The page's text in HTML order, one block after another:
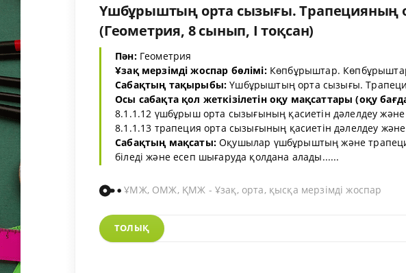
Үшбұрыштың орта сызығы. Трапецияның
(Геометрия, 8 сынып, I тоқсан)
Пән:Геометрия
Ұзақ мерзімді жоспар бөлімі:Көпбұрыштар.
Сабақтың тақырыбы: Үшбұрыштың орта сызығы.
Осы сабақта қол жеткізілетін оқу мақсаттары (оқу
8.1.1.12 үшбұрыш орта сызығының қасиетін дәлелдеу және
8.1.1.13 трапеция орта сызығының қасиетін дәлелдеу
Сабақтың мақсаты:Оқушылар үшбұрыштың және
біледі және есеп шығаруда қолдана алады......
ҰМЖ, ОМЖ, ҚМЖ - Ұзақ, орта, қысқа мерзімді жоспар
ТОЛЫҚ